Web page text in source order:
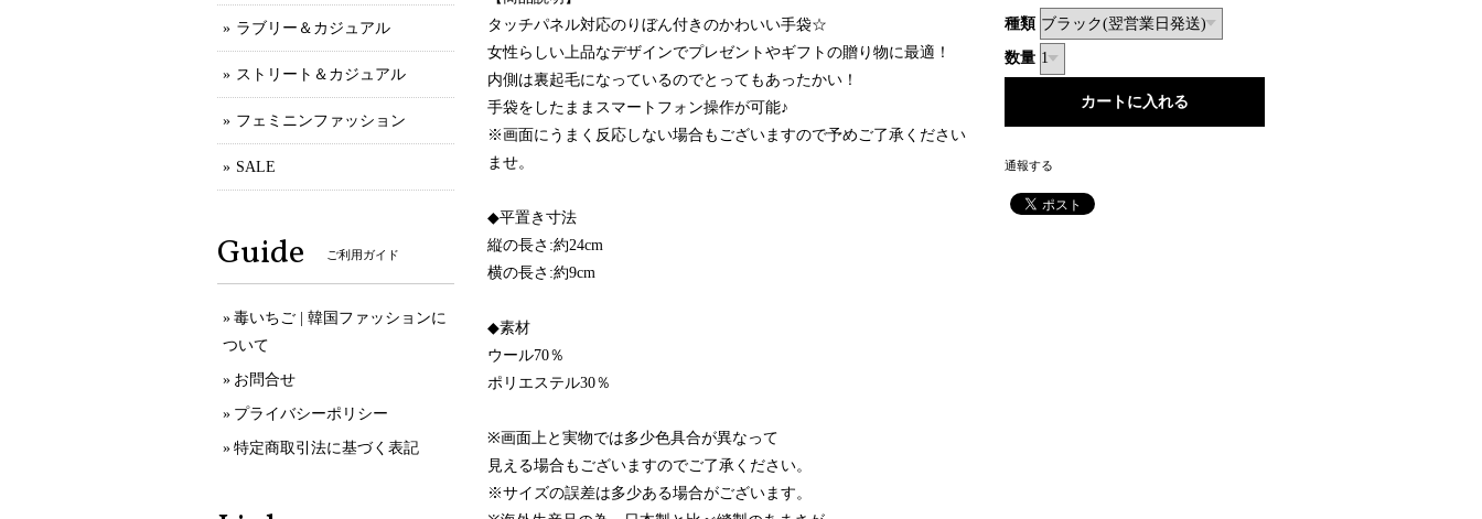
タッチパネル対応のりぼん付きのかわいい手袋☆
女性らしい上品なデザインでプレゼントやギフトの贈り物に最適！
内側は裏起毛になっているのでとってもあったかい！
手袋をしたままスマートフォン操作が可能♪
※画面にうまく反応しない場合もございますので予めご了承ください
ませ。
◆平置き寸法
縦の長さ:約24cm
横の長さ:約9cm
◆素材
ウール70％
ポリエステル30％
※画面上と実物では多少色具合が異なって
見える場合もございますのでご了承ください。
※サイズの誤差は多少ある場合がございます。
種類
数量
通報する
ラブリー＆カジュアル
ストリート＆カジュアル
フェミニンファッション
SALE
Guide ご利用ガイド
毒いちご | 韓国ファッションに
ついて
お問合せ
プライバシーポリシー
特定商取引法に基づく表記